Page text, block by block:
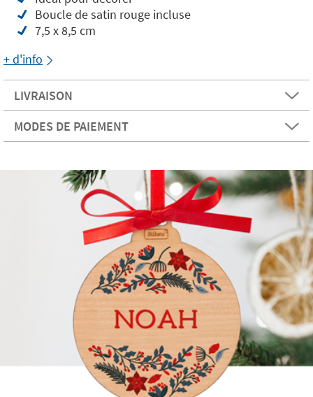
Boucle de satin rouge incluse
7,5 x 8,5 cm
+ d'info
LIVRAISON
MODES DE PAIEMENT